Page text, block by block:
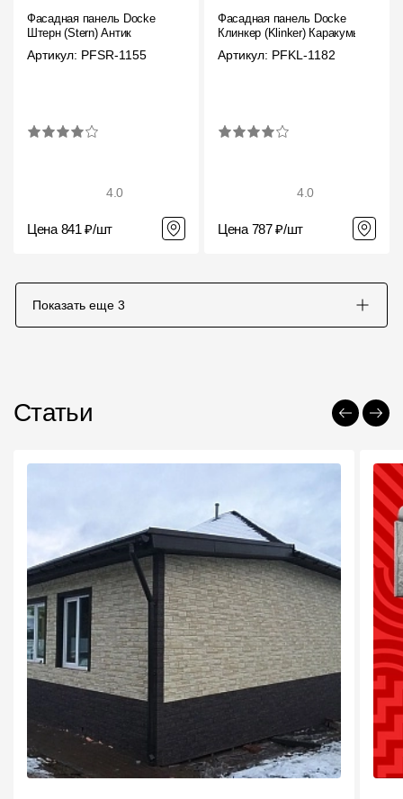
Фасадная панель Docke
Штерн (Stern) Антик
Артикул: PFSR-1155
4.0
Цена 841 ₽/шт
Фасадная панель Docke
Клинкер (Klinker) Каракумы
Артикул: PFKL-1182
4.0
Цена 787 ₽/шт
Показать еще 3
Статьи